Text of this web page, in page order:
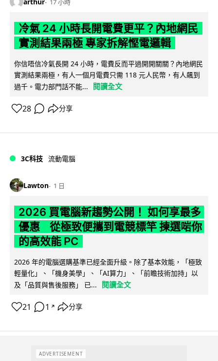
17 小時
冷氣 24 小時長開電費更平？內地網民
實測結果兩極 專家拆解慳電邏輯
你信唔信冷氣長開 24 小時，電費反而平過開開關關？內地網民
實測結果兩極，有人一個月電費只需 118 元人民幣，有人飆到
過千。電力部門話不能...
閱讀全文
28 分享
3C科技 流動電腦
Lawton 1 日
2026 買電腦新趨勢公開！ 如何享最多
優惠 從極致便攜到電競標竿 揀選啱你
的高效能 PC
2026 年的電腦選購基準已經全面升級。除了基本效能，「極致
輕量化」、「機身美學」、「AI算力」、「前瞻技術加持」以
及「品質與售後服務」 已...
閱讀全文
21 1 ↗ 分享
ADVERTISEMENT